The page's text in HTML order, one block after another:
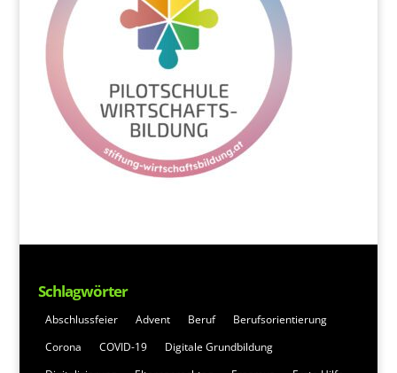
Schlagwörter
Abschlussfeier Advent Beruf
Berufsorientierung
Corona
COVID-19
Digitale Grundbildung